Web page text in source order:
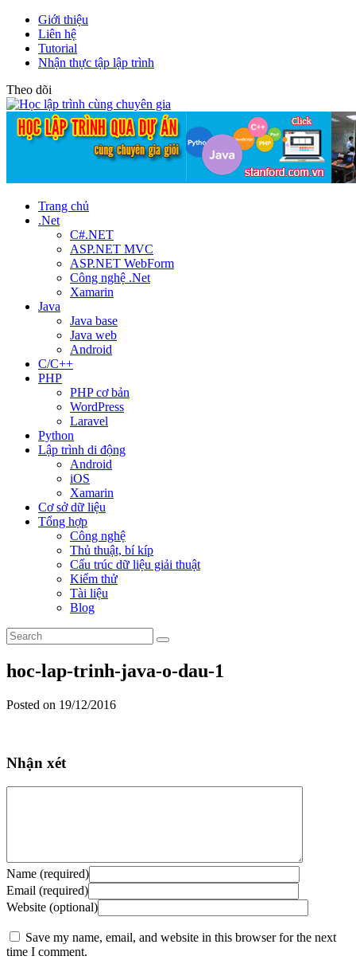
Giới thiệu
Liên hệ
Tutorial
Nhận thực tập lập trình
Theo dõi
Trang chủ
.Net
C#.NET
ASP.NET MVC
ASP.NET WebForm
Công nghệ .Net
Xamarin
Java
Java base
Java web
Android
C/C++
PHP
PHP cơ bản
WordPress
Laravel
Python
Lập trình di động
Android
iOS
Xamarin
Cơ sở dữ liệu
Tổng hợp
Công nghệ
Thủ thuật, bí kíp
Cấu trúc dữ liệu giải thuật
Kiểm thử
Tài liệu
Blog
hoc-lap-trinh-java-o-dau-1
Posted on 19/12/2016
Nhận xét
Name (required)
Email (required)
Website (optional)
Save my name, email, and website in this browser for the next
time I comment.